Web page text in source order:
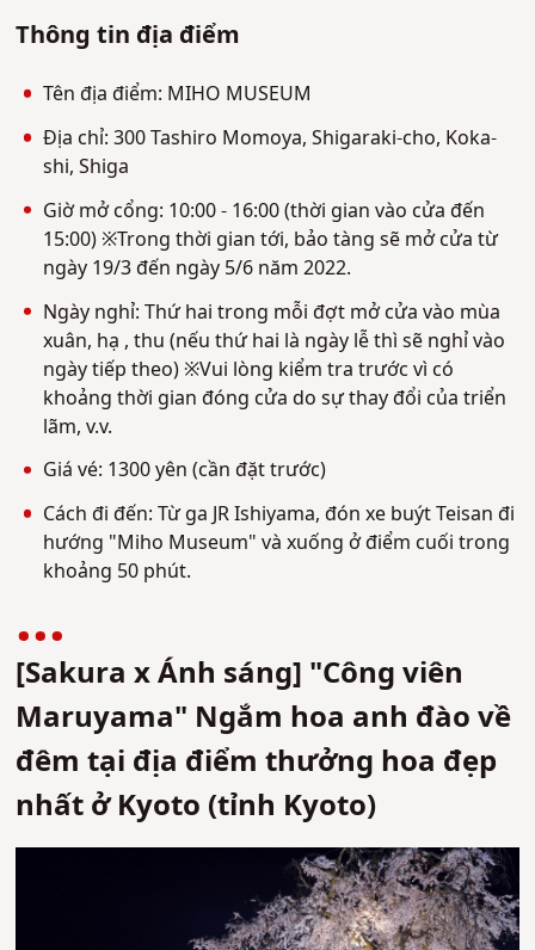
Thông tin địa điểm
Tên địa điểm: MIHO MUSEUM
Địa chỉ: 300 Tashiro Momoya, Shigaraki-cho, Koka-
shi, Shiga
Giờ mở cổng: 10:00 - 16:00 (thời gian vào cửa đến
15:00) ※Trong thời gian tới, bảo tàng sẽ mở cửa từ
ngày 19/3 đến ngày 5/6 năm 2022.
Ngày nghỉ: Thứ hai trong mỗi đợt mở cửa vào mùa
xuân, hạ , thu (nếu thứ hai là ngày lễ thì sẽ nghỉ vào
ngày tiếp theo) ※Vui lòng kiểm tra trước vì có
khoảng thời gian đóng cửa do sự thay đổi của triển
lãm, v.v.
Giá vé: 1300 yên (cần đặt trước)
Cách đi đến: Từ ga JR Ishiyama, đón xe buýt Teisan đi
hướng "Miho Museum" và xuống ở điểm cuối trong
khoảng 50 phút.
[Sakura x Ánh sáng] "Công viên
Maruyama" Ngắm hoa anh đào về
đêm tại địa điểm thưởng hoa đẹp
nhất ở Kyoto (tỉnh Kyoto)